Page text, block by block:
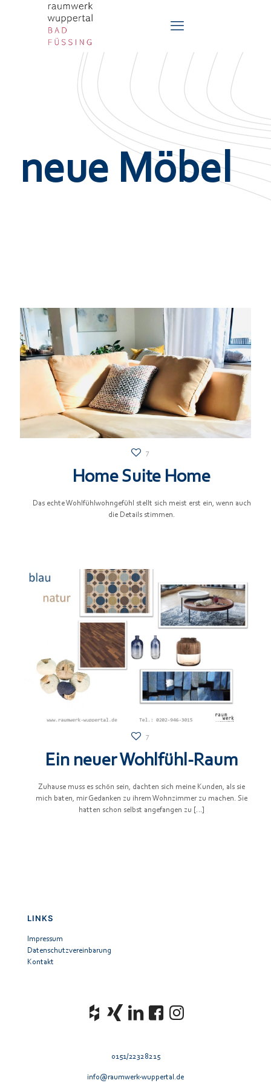
neue Möbel
7
Home Suite Home
Das echte Wohlfühlwohngefühl stellt sich meist erst ein, wenn auch
die Details stimmen.
7
Ein neuer Wohlfühl-Raum
Zuhause muss es schön sein, dachten sich meine Kunden, als sie
mich baten, mir Gedanken zu ihrem Wohnzimmer zu machen. Sie
hatten schon selbst angefangen zu […]
LINKS
Impressum
Datenschutzvereinbarung
Kontakt
0151/22328215
info@raumwerk-wuppertal.de